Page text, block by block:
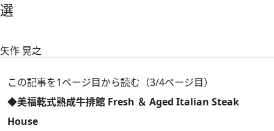
選
矢作 晃之
この記事を1ページ目から読む（3/4ページ目）
◆美福乾式熟成牛排館 Fresh ＆ Aged Italian Steak
House